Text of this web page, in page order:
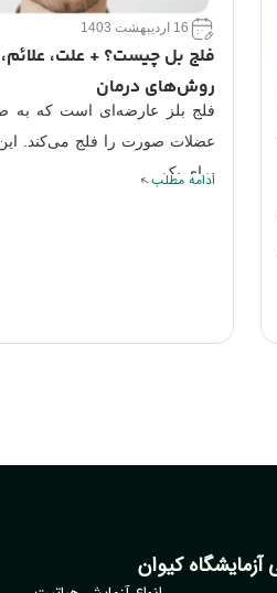
20 فروردین 1402
مالیخولیا چیست؟ + علائم و
افسردگی مالیخولیایی
افسردگی مالیخولیا شکلی از
اساسی است که با ویژگی‌های
را نشان می‌دهد. اگرچه
کیوان